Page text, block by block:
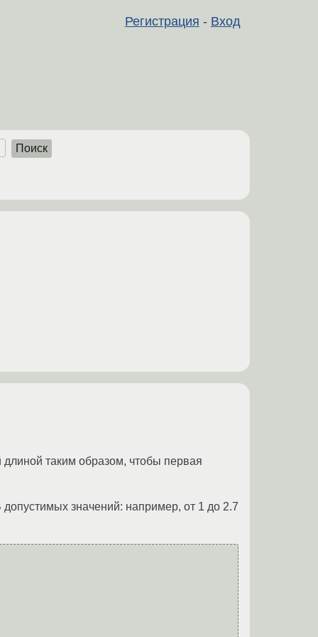
Регистрация - Вход
Поиск
таким образом, чтобы первая
значений: например, от 1 до 2.7